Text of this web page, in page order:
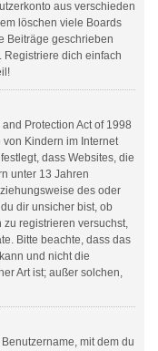
aus verschieden
löschen viele Boards
Beiträge geschrieben
Registriere dich einfach
Protection Act of 1998
Kindern im Internet
dass Websites, die
unter 13 Jahren
des oder
dir unsicher bist, ob
registrieren versuchst,
Bitte beachte, dass das
und nicht die
Art ist; außer solchen,
mit dem du